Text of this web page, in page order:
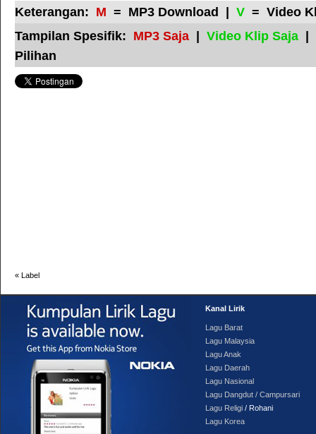
Keterangan: M = MP3 Download | V = Video
Tampilan Spesifik: MP3 Saja Video Klip Saja
Pilihan
« Label
Kanal Lirik
Lagu Barat
Lagu Malaysia
Lagu Anak
Lagu Daerah
Lagu Nasional
Lagu Dangdut / Campursari
Lagu Religi / Rohani
Lagu Korea